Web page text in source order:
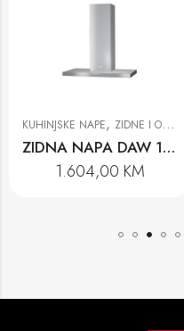
NAPE,ZIDNE I OTOČNE KUHINJSKE NAPE
ZIDNA NAPA DAW 1920 ACTIVE
1.604,00KM